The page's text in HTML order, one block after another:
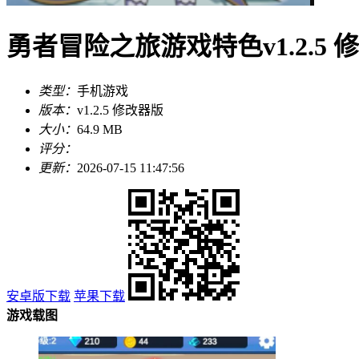
勇者冒险之旅游戏特色v1.2.5
类型： 手机游戏
版本： v1.2.5 修改器版
大小： 64.9 MB
评分：
更新： 2026-07-15 11:47:56
安卓版下载 苹果下载
游戏载图